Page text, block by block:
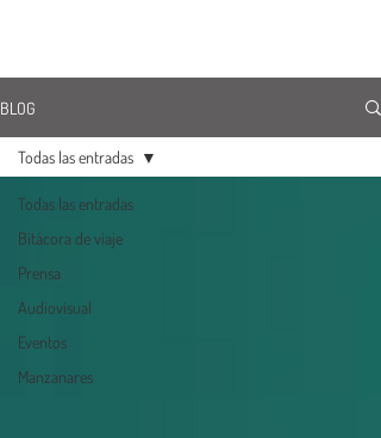
BLOG
Todas las entradas
Bitácora de viaje
Prensa
Audiovisual
Eventos
Manzanares
Todas las entradas